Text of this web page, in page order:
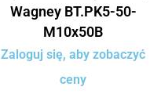
Wagney BT.PK5-50-
M10x50B
Zaloguj się, aby zobaczyć
ceny